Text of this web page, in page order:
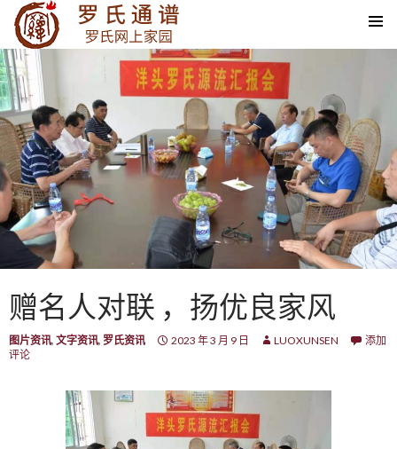
SKIP TO CONTENT
赠名人对联 ，扬优良家风
图片资讯, 文字资讯, 罗氏资讯 2023 年 3 月 9 日 LUOXUNSEN
添加
评论